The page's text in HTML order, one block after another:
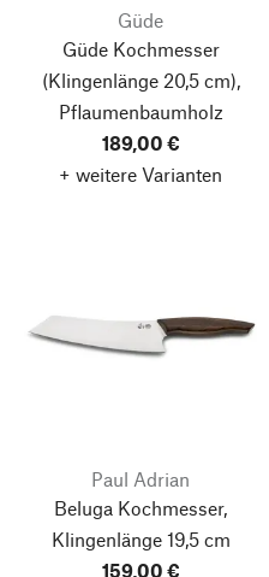
Güde
Güde Kochmesser
(Klingenlänge 20,5 cm),
Pflaumenbaumholz
189,00 €
+ weitere Varianten
Paul Adrian
Beluga Kochmesser,
Klingenlänge 19,5 cm
159,00 €